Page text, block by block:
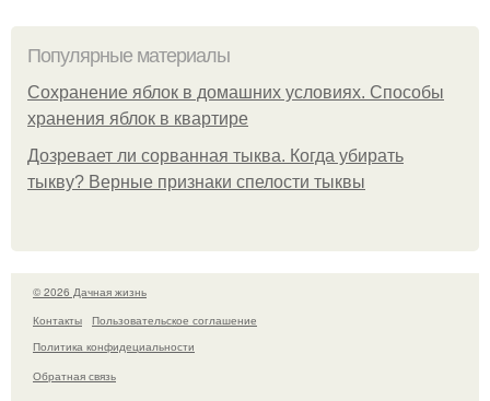
Популярные материалы
Сохранение яблок в домашних условиях. Способы
хранения яблок в квартире
Дозревает ли сорванная тыква. Когда убирать
тыкву? Верные признаки спелости тыквы
© 2026 Дачная жизнь
Контакты
Пользовательское соглашение
Политика конфидециальности
Обратная связь